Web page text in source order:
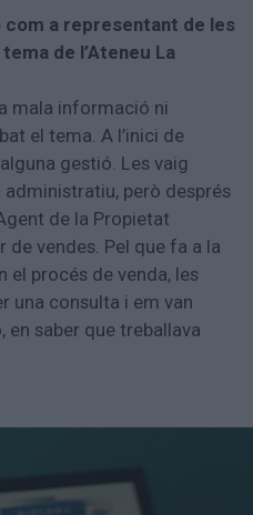
com a representant de les
de l’Ateneu La
mala informació ni
el tema. A l’inici de
gestió. Les vaig
però després
de la Propietat
vendes. Pel que fa a la
el procés de venda, les
una consulta i em van
en saber que treballava